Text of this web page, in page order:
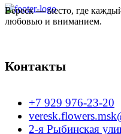
Вереск — место, где
любовью и вниманием.
Контакты
+7 929 976-23-20
2-я Рыбинская